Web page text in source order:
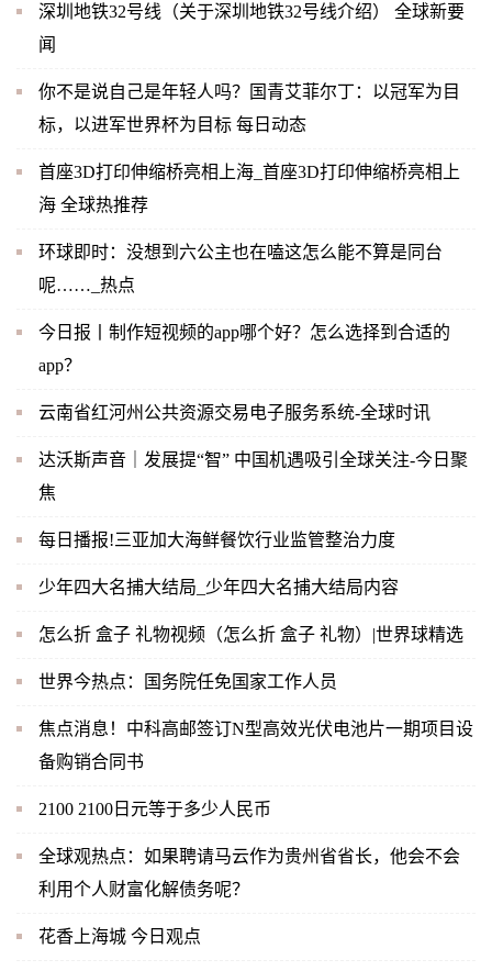
深圳地铁32号线（关于深圳地铁32号线介绍） 全球新要
闻
你不是说自己是年轻人吗？国青艾菲尔丁：以冠军为目
标，以进军世界杯为目标 每日动态
首座3D打印伸缩桥亮相上海_首座3D打印伸缩桥亮相上
海 全球热推荐
环球即时：没想到六公主也在嗑这怎么能不算是同台
呢……_热点
今日报丨制作短视频的app哪个好？怎么选择到合适的
app？
云南省红河州公共资源交易电子服务系统-全球时讯
达沃斯声音｜发展提“智” 中国机遇吸引全球关注-今日聚
焦
每日播报!三亚加大海鲜餐饮行业监管整治力度
少年四大名捕大结局_少年四大名捕大结局内容
怎么折 盒子 礼物视频（怎么折 盒子 礼物）|世界球精选
世界今热点：国务院任免国家工作人员
焦点消息！中科高邮签订N型高效光伏电池片一期项目设
备购销合同书
2100 2100日元等于多少人民币
全球观热点：如果聘请马云作为贵州省省长，他会不会
利用个人财富化解债务呢？
花香上海城 今日观点